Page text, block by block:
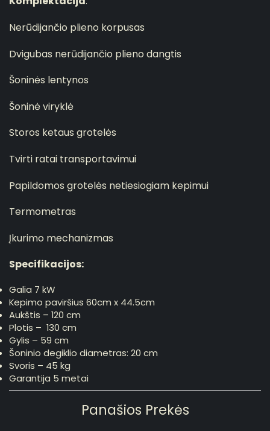
Nerūdijančio plieno korpusas
Dvigubas nerūdijančio plieno dangtis
Šoninės lentynos
Šoninė viryklė
Storos ketaus grotelės
Tvirti ratai transportavimui
Papildomos grotelės netiesiogiam kepimui
Termometras
Įkurimo mechanizmas
Specifikacijos:
Galia 7 kW
Kepimo paviršius 60cm x 44.5cm
Aukštis – 120 cm
Plotis – 130 cm
Gylis – 59 cm
Šoninio degiklio diametras: 20 cm
Svoris – 45 kg
Garantija 5 metai
Panašios Prekės